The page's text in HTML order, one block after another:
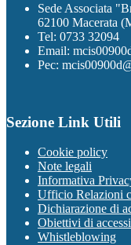
Sede Associata
62100 Macerata
Tel: 0733 32094
Email:
Pec:
Sezione Link Utili
Cookie policy
Note legali
Informativa
Ufficio Relazioni
Dichiarazione di
Obiettivi di
Whistleblowing